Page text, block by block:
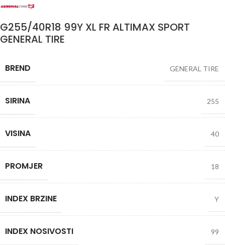
G255/40R18 99Y XL FR ALTIMAX SPORT
GENERAL TIRE
BREND GENERAL TIRE
SIRINA 255
VISINA 40
PROMJER 18
INDEX BRZINE Y
INDEX NOSIVOSTI 99